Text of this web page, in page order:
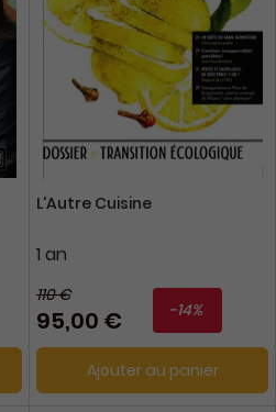
L'Autre Cuisine
1 an
110 €
95,00 € -14%
Ajouter au panier